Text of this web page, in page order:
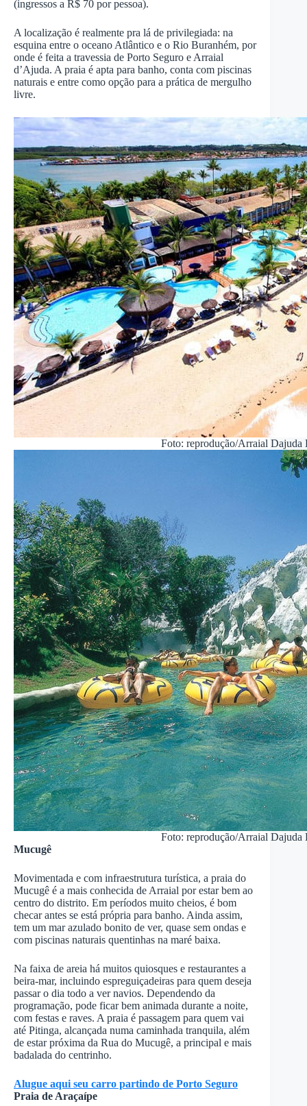
(ingressos a R$ 70 por pessoa).
A localização é realmente pra lá de privilegiada: na
esquina entre o oceano Atlântico e o Rio Buranhém, por
onde é feita a travessia de Porto Seguro e Arraial
d’Ajuda. A praia é apta para banho, conta com piscinas
naturais e entre como opção para a prática de mergulho
livre.
Foto: reprodução/Arraial Dajuda
Foto: reprodução/Arraial Dajuda
Mucugê
Movimentada e com infraestrutura turística, a praia do
Mucugê é a mais conhecida de Arraial por estar bem ao
centro do distrito. Em períodos muito cheios, é bom
checar antes se está própria para banho. Ainda assim,
tem um mar azulado bonito de ver, quase sem ondas e
com piscinas naturais quentinhas na maré baixa.
Na faixa de areia há muitos quiosques e restaurantes a
beira-mar, incluindo espreguiçadeiras para quem deseja
passar o dia todo a ver navios. Dependendo da
programação, pode ficar bem animada durante a noite,
com festas e raves. A praia é passagem para quem vai
até Pitinga, alcançada numa caminhada tranquila, além
de estar próxima da Rua do Mucugê, a principal e mais
badalada do centrinho.
Alugue aqui seu carro partindo de Porto Seguro
Praia de Araçaípe